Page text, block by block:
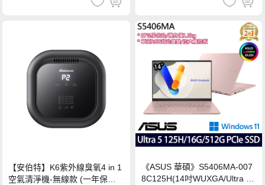
【安伯特】K6紫外線臭氧4 in 1
空氣清淨機-無線款 (一年保固)
《ASUS 華碩》S5406MA-007
8C125H(14吋WUXGA/Ultra 5